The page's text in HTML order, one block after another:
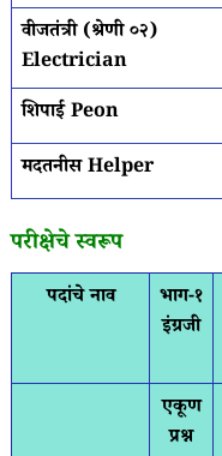
वीजतंत्री (श्रेणी ०२)
Electrician
शिपाई Peon
मदतनीस Helper
परीक्षेचे स्वरूप
पदांचे नाव
भाग-१
इंग्रजी
एकूण
प्रश्न